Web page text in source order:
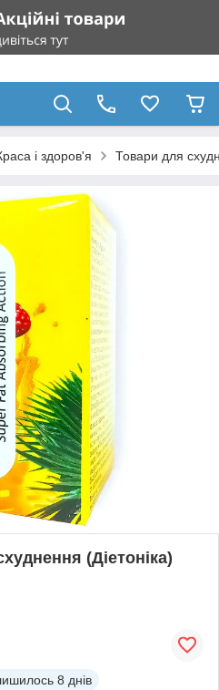
і здоров'я Товари для
(Діетоніка)
8 днів